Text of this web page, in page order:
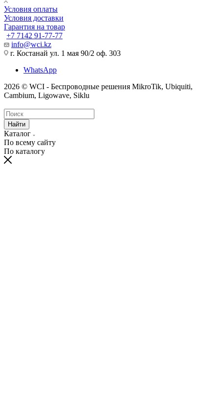
Условия оплаты
Условия доставки
Гарантия на товар
+7 7142 91-77-77
info@wci.kz
г. Костанай ул. 1 мая 90/2 оф. 303
WhatsApp
2026 © WCI - Беспроводные решения MikroTik, Ubiquiti,
Cambium, Ligowave, Siklu
Найти
Каталог
По всему сайту
По каталогу